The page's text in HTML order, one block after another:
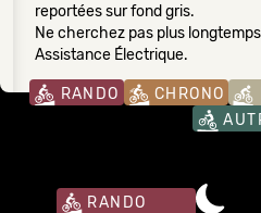
reportées sur fond gris.
Ne cherchez pas plus
Assistance Électrique.
RANDO CHRONO
RANDO